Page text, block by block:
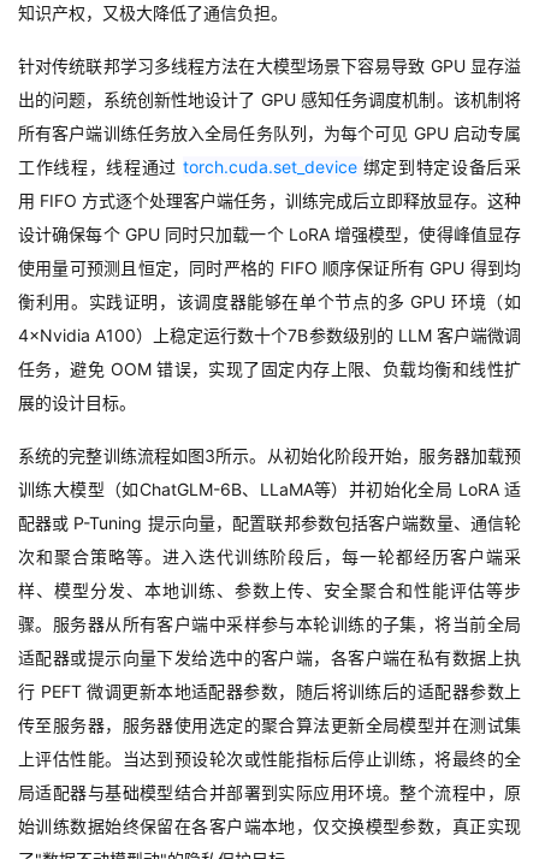
知识产权，又极大降低了通信负担。
针对传统联邦学习多线程方法在大模型场景下容易导致 GPU 显存溢
出的问题，系统创新性地设计了 GPU 感知任务调度机制。该机制将
所有客户端训练任务放入全局任务队列，为每个可见 GPU 启动专属
工作线程，线程通过 torch.cuda.set_device 绑定到特定设备后采
用 FIFO 方式逐个处理客户端任务，训练完成后立即释放显存。这种
设计确保每个 GPU 同时只加载一个 LoRA 增强模型，使得峰值显存
使用量可预测且恒定，同时严格的 FIFO 顺序保证所有GPU 得到均
衡利用。实践证明，该调度器能够在单个节点的多GPU环境（如
4×Nvidia A100）上稳定运行数十个7B参数级别的 LLM 客户端微调
任务，避免 OOM错误，实现了固定内存上限、负载均衡和线性扩
展的设计目标。
系统的完整训练流程如图3所示。从初始化阶段开始，服务器加载预
训练大模型（如ChatGLM-6B、 LLaMA等）并初始化全局 LoRA适
配器或 P-Tuning 提示向量，配置联邦参数包括客户端数量、通信轮
次和聚合策略等。进入迭代训练阶段后，每一轮都经历客户端采
样、模型分发、本地训练、参数上传、安全聚合和性能评估等步
骤。服务器从所有客户端中采样参与本轮训练的子集，将当前全局
适配器或提示向量下发给选中的客户端，各客户端在私有数据上执
行 PEFT微调更新本地适配器参数，随后将训练后的适配器参数上
传至服务器，服务器使用选定的聚合算法更新全局模型并在测试集
上评估性能。当达到预设轮次或性能指标后停止训练，将最终的全
局适配器与基础模型结合并部署到实际应用环境。整个流程中，原
始训练数据始终保留在各客户端本地，仅交换模型参数，真正实现